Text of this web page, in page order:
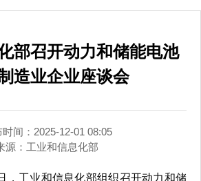
部召开动力和储能电池
造业企业座谈会
时间：2025-12-01 08:05
源： 工业和信息化部
，工业和信息化部组织召开动力和储